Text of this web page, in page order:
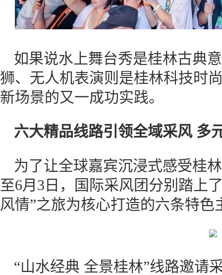
如果说水上舞台秀是桂林古典
狮、无人机表演则是桂林科技时
新场景的又一成功实践。
六大精品线路引领全域采风 多
为了让全球嘉宾沉浸式感受桂
至6月3日，国际采风团分别踏上
风情”之旅为核心打造的六条特色
“山水经典 全景桂林”线路邀请